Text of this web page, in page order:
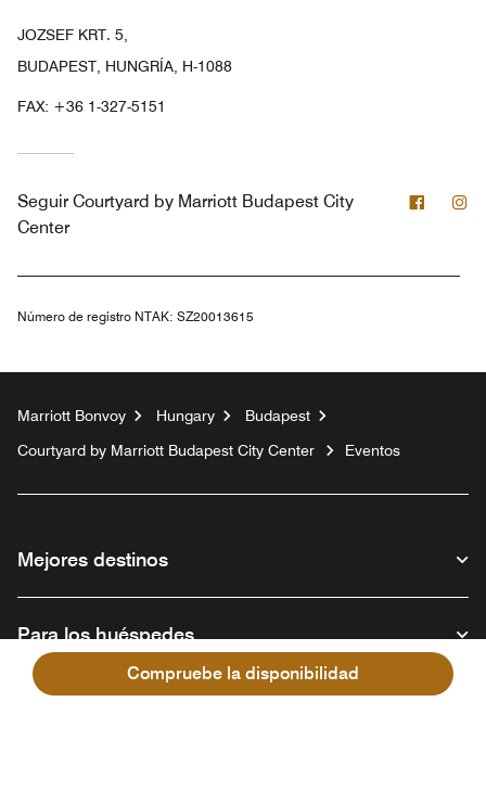
Compruebe la disponibilidad
JOZSEF KRT. 5,
BUDAPEST, HUNGRÍA, H-1088
FAX: +36 1-327-5151
Seguir Courtyard by Marriott Budapest City
Center
Número de registro NTAK: SZ20013615
Marriott Bonvoy Hungary
Budapest
Courtyard by Marriott Budapest City Center
Eventos
Mejores destinos
Para los huéspedes